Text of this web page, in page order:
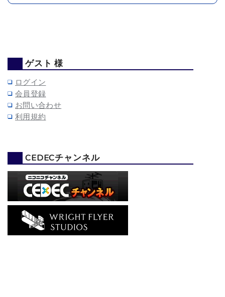
ゲスト 様
ログイン
会員登録
お問い合わせ
利用規約
CEDECチャンネル